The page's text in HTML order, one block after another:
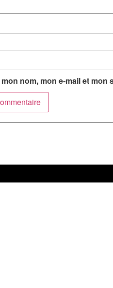
nom, mon e-mail et